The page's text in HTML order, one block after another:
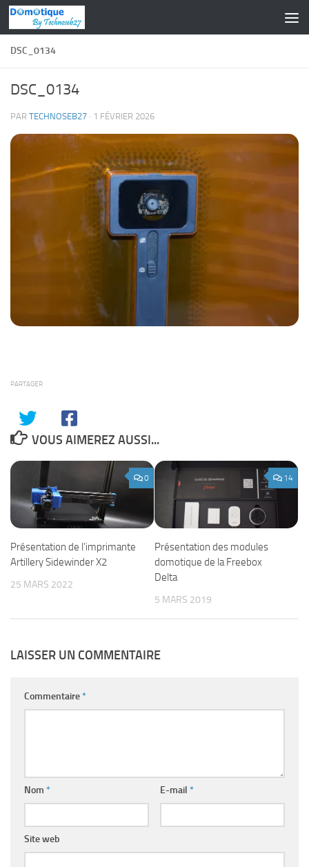
Skip to content
DSC_0134
DSC_0134
PAR TECHNOSEB27 · 1 FÉVRIER 2026
PARTAGER
VOUS AIMEREZ AUSSI...
0
Présentation de l’imprimante
Artillery Sidewinder X2
25 MARS 2022
14
Présentation des modules
domotique de la Freebox
Delta
5 MARS 2019
LAISSER UN COMMENTAIRE
Commentaire*
Nom * E-mail *
Site web